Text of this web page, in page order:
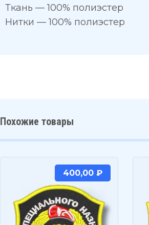
Ткань — 100% полиэстер
Нитки — 100% полиэстер
Похожие товары
400,00 ₽